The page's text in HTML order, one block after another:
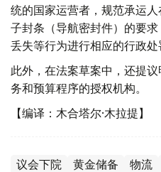
统的国家运营者，规范承运
子封条（导航密封件）的要
丢失等行为进行相应的行政处
此外，在法案草案中，还提
务和预算程序的授权机构。
【编译：木合塔尔·木拉提】
议会下院 黄金储备 物流